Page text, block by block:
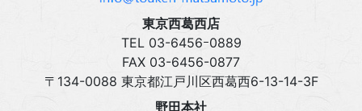
東京西葛西店
TEL 03‍-6456ｰ0889
FAX 03‍-6456-0877
〒134-0088 東京都江戸川区西葛西6-13-14-3F
野田本社